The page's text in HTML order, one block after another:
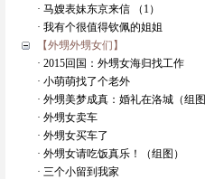
· 马嫂表妹东京来信 （1）
· 我有个很值得钦佩的姐姐
【外甥外甥女们】
· 2015回国：外甥女海归找工作
· 小萌萌找了个老外
· 外甥美梦成真：婚礼在洛城（组图
· 外甥女卖车
· 外甥女买车了
· 外甥女请吃饭真乐！（组图）
· 三个小留到我家